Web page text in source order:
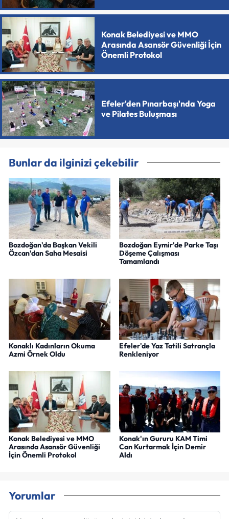
Konak Belediyesi ve MMO
Arasında Asansör Güvenliği İçin
Önemli Protokol
Efeler'den Pınarbaşı'nda Yoga
ve Pilates Buluşması
Bunlar da ilginizi çekebilir
Bozdoğan'da Başkan Vekili
Özcan'dan Saha Mesaisi
Bozdoğan Eymir'de Parke Taşı
Döşeme Çalışması
Tamamlandı
Konaklı Kadınların Okuma
Azmi Örnek Oldu
Efeler'de Yaz Tatili Satrançla
Renkleniyor
Konak Belediyesi ve MMO
Arasında Asansör Güvenliği
İçin Önemli Protokol
Konak'ın Gururu KAM Timi
Can Kurtarmak İçin Demir
Aldı
Yorumlar